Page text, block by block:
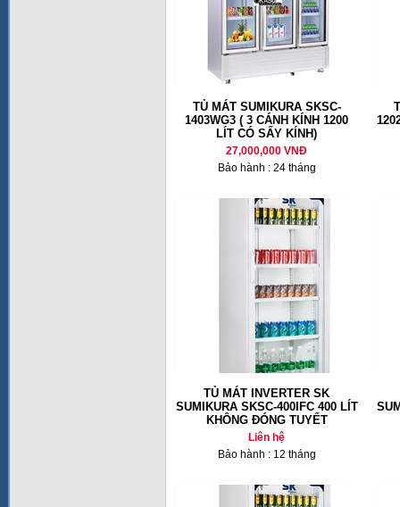
TỦ MÁT SUMIKURA SKSC-
1403WG3 ( 3 CÁNH KÍNH 1200
LÍT CÓ SẤY KÍNH)
27,000,000 VNĐ
Bảo hành : 24 tháng
TỦ MÁT INVERTER SK
SUMIKURA SKSC-400IFC 400 LÍT
KHÔNG ĐÓNG TUYẾT
Liên hệ
Bảo hành : 12 tháng